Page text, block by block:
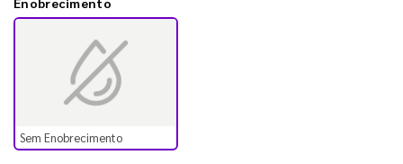
Sem Enobrecimento